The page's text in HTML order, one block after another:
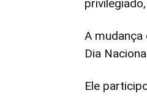
A
Dia
Ele